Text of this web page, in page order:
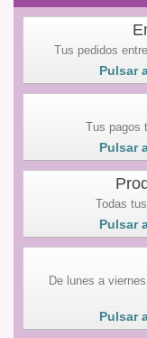
Tus pedidos
Pulsar
Tus pagos
Pulsar
Todas
Pulsar
De lunes a
Pulsar